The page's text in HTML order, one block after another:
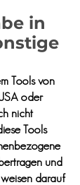
in
Tools von
oder
nicht
Tools
und
darauf